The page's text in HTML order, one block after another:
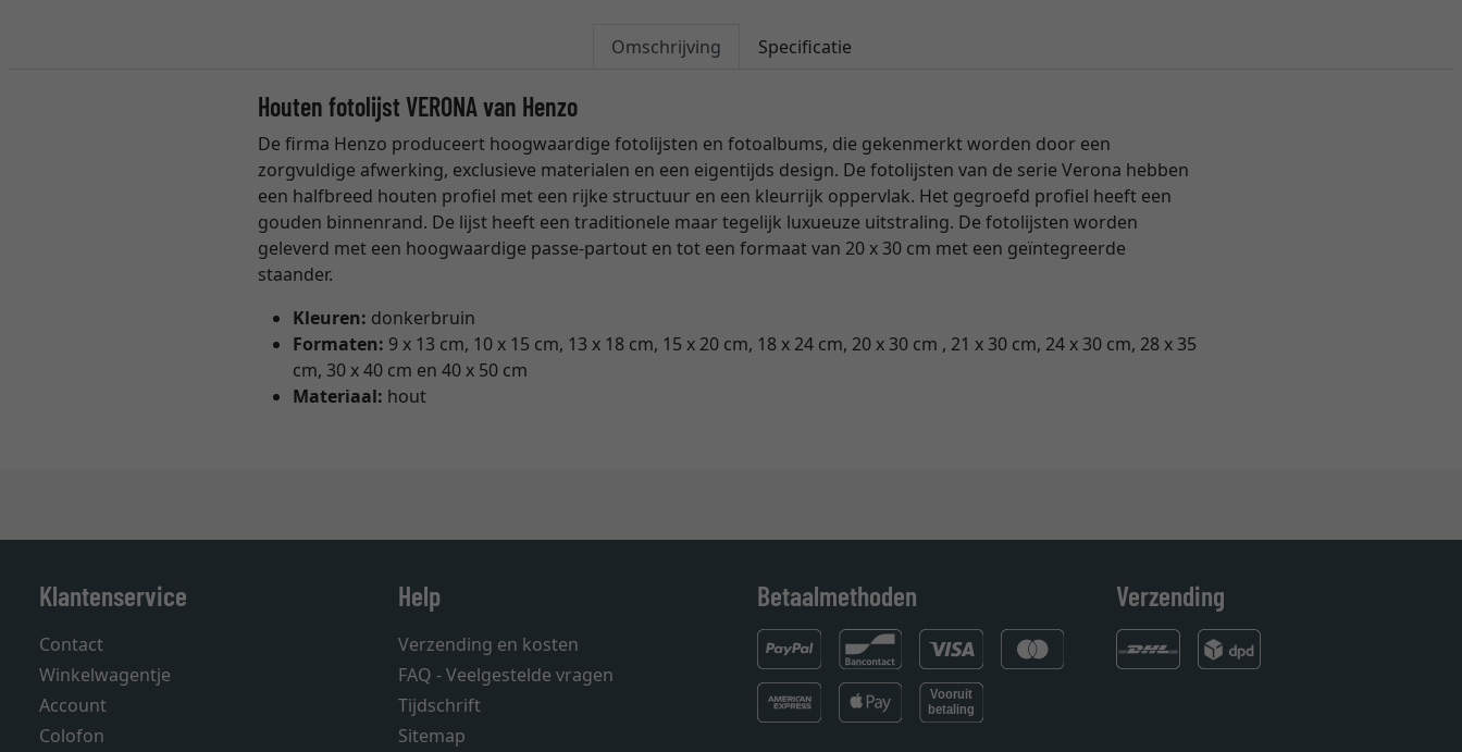
Omschrijving Specificatie
Houten fotolijst VERONA van Henzo
De firma Henzo produceert hoogwaardige fotolijsten en fotoalbums, die gekenmerkt worden door een
zorgvuldige afwerking, exclusieve materialen en een eigentijds design. De fotolijsten van de serie Verona hebben
een halfbreed houten profiel met een rijke structuur en een kleurrijk oppervlak. Het gegroefd profiel heeft een
gouden binnenrand. De lijst heeft een traditionele maar tegelijk luxueuze uitstraling. De fotolijsten worden
geleverd met een hoogwaardige passe-partout en tot een formaat van 20 x 30 cm met een geïntegreerde
staander.
Kleuren: donkerbruin
Formaten: 9 x 13 cm, 10 x 15 cm, 13 x 18 cm, 15 x 20 cm, 18 x 24 cm, 20 x 30 cm , 21 x 30 cm, 24 x 30 cm, 28 x 35
cm, 30 x 40 cm en 40 x 50 cm
Materiaal: hout
Klantenservice
Contact
Winkelwagentje
Account
Colofon
Help
Verzending en kosten
FAQ - Veelgestelde vragen
Tijdschrift
Sitemap
Betaalmethoden Verzending